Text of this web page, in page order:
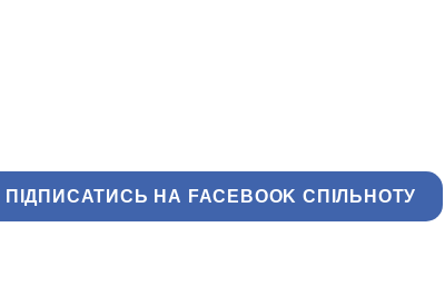
ПІДПИСАТИСЬ НА FACEBOOK СПІЛЬНОТУ